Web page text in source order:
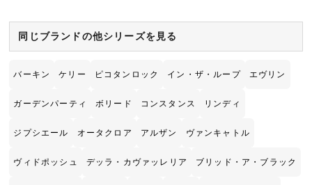
同じブランドの他シリーズを見る
バーキン ケリー ピコタンロック イン・ザ・ループ エヴリン
ガーデンパーティ ボリード コンスタンス リンディ
ジプシエール オータクロア アルザン ヴァンキャトル
ヴィドポッシュ デッラ・カヴァッレリア ブリッド・ア・ブラック